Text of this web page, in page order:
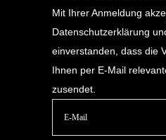
Mit Ihrer Anmeldung
Datenschutzerklärung
einverstanden, dass die
Ihnen per E-Mail
zusendet.